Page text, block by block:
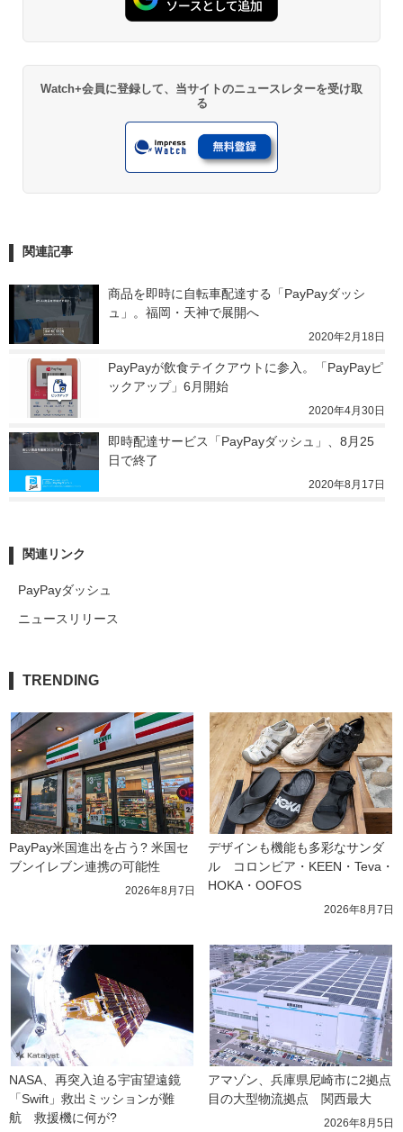
Watch+会員に登録して、当サイトのニュースレターを受け取
る
関連記事
商品を即時に自転車配達する「PayPayダッシ
ュ」。福岡・天神で展開へ
2020年2月18日
PayPayが飲食テイクアウトに参入。「PayPayピ
ックアップ」6月開始
2020年4月30日
即時配達サービス「PayPayダッシュ」、8月25
日で終了
2020年8月17日
関連リンク
PayPayダッシュ
ニュースリリース
TRENDING
PayPay米国進出を占う? 米国セ
ブンイレブン連携の可能性
2026年8月7日
デザインも機能も多彩なサンダ
ル　コロンビア・KEEN・Teva・
HOKA・OOFOS
2026年8月7日
NASA、再突入迫る宇宙望遠鏡
「Swift」救出ミッションが難
航　救援機に何が?
アマゾン、兵庫県尼崎市に2拠点
目の大型物流拠点　関西最大
2026年8月5日